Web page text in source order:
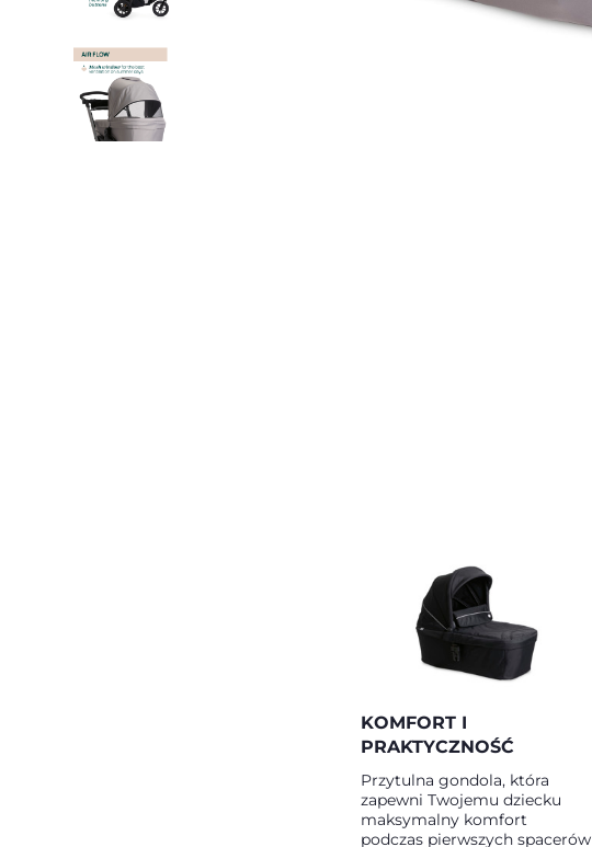
KOMFORT I
PRAKTYCZNOŚĆ
Przytulna gondola, która
zapewni Twojemu dziecku
maksymalny komfort
podczas pierwszych spacerów